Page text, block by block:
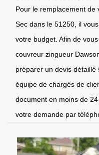
Pour le remplacement de
Sec dans le 51250, il
votre budget. Afin de
couvreur zingueur
préparer un devis
équipe de chargés de
document en moins de
votre demande par